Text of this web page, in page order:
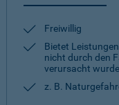
Freiwillig
Bietet
nicht durch den
verursacht
z. B.